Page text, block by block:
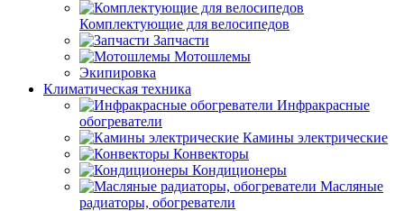
Комплектующие для велосипедов
Запчасти
Мотошлемы
Экипировка
Климатическая техника
Инфракрасные
обогреватели
Камины электрические
Конвекторы
Кондиционеры
Масляные
радиаторы, обогреватели